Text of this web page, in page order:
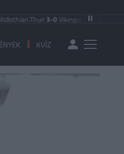
|Thun3-0Vikingur Reykjavik PAOK
KVÍZ